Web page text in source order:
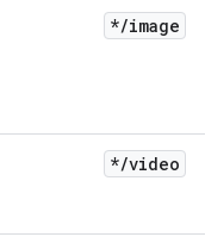
image
/
*
video
/
*